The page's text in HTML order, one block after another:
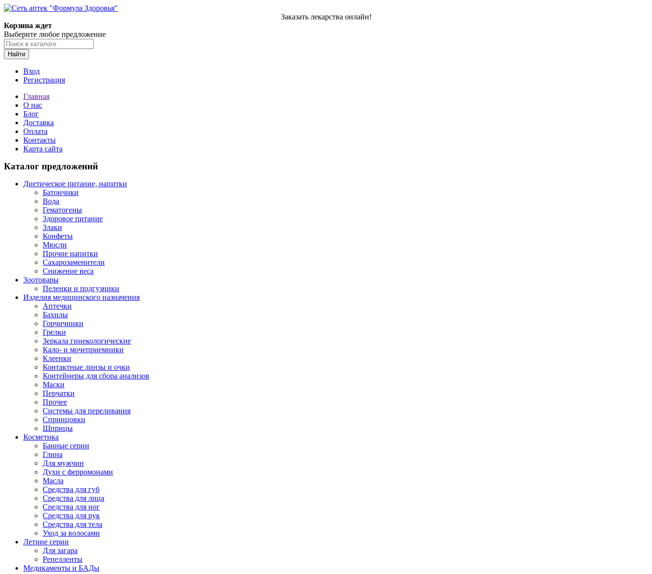
Заказать лекарства онлайн!
Корзина ждет
Выберите любое предложение
Найти
Вход
Регистрация
Главная
О нас
Блог
Доставка
Оплата
Контакты
Карта сайта
Каталог предложений
Диетическое питание, напитки
Батончики
Вода
Гематогены
Здоровое питание
Злаки
Конфеты
Мюсли
Прочие напитки
Сахарозаменители
Снижение веса
Зоотовары
Пеленки и подгузники
Изделия медицинского назначения
Аптечки
Бахилы
Горчичники
Грелки
Зеркала гинекологические
Кало- и мочеприемники
Клеенки
Контактные линзы и очки
Контейнеры для сбора анализов
Маски
Перчатки
Прочее
Системы для переливания
Спринцовки
Шприцы
Косметика
Банные серии
Глина
Для мужчин
Духи с ферромонами
Масла
Средства для губ
Средства для лица
Средства для ног
Средства для рук
Средства для тела
Уход за волосами
Летние серии
Для загара
Репелленты
Медикаменты и БАДы